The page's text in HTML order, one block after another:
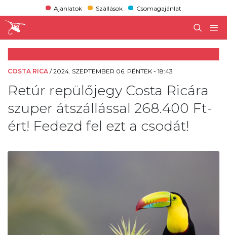
Ajánlatok Szállások Csomagajánlat
COSTA RICA /2024. SZEPTEMBER 06. PÉNTEK - 18:43
Retúr repülőjegy Costa Ricára
szuper átszállással 268.400 Ft-
ért! Fedezd fel ezt a csodát!